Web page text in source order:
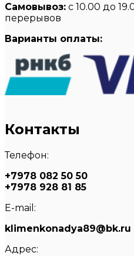
Самовывоз: с 10.00 до
перерывов
Варианты оплаты:
Контакты
Телефон:
+7978 082 50 50
+7978 928 81 85
E-mail:
klimenkonadya89@bk.ru
Адрес: